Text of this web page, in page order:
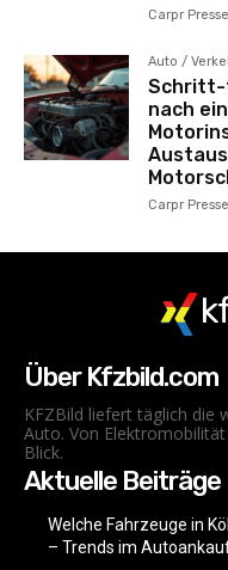
Carpr
Auto /
nach
Carpr
Über Kfzbild.com
KFZBild liefert täglich die
Auto. Von
Blick.
Aktuelle Beiträge
Welche Fahrzeuge in
– Trends im